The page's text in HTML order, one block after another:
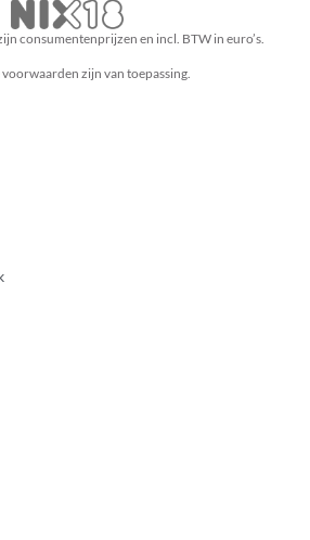
consumentenprijzen en incl. BTW in euro’s.
zijn van toepassing.